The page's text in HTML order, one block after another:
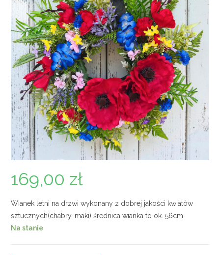
169,00 zł
Wianek letni na drzwi wykonany z dobrej jakości kwiatów
sztucznych(chabry, maki) średnica wianka to ok. 56cm
Na stanie